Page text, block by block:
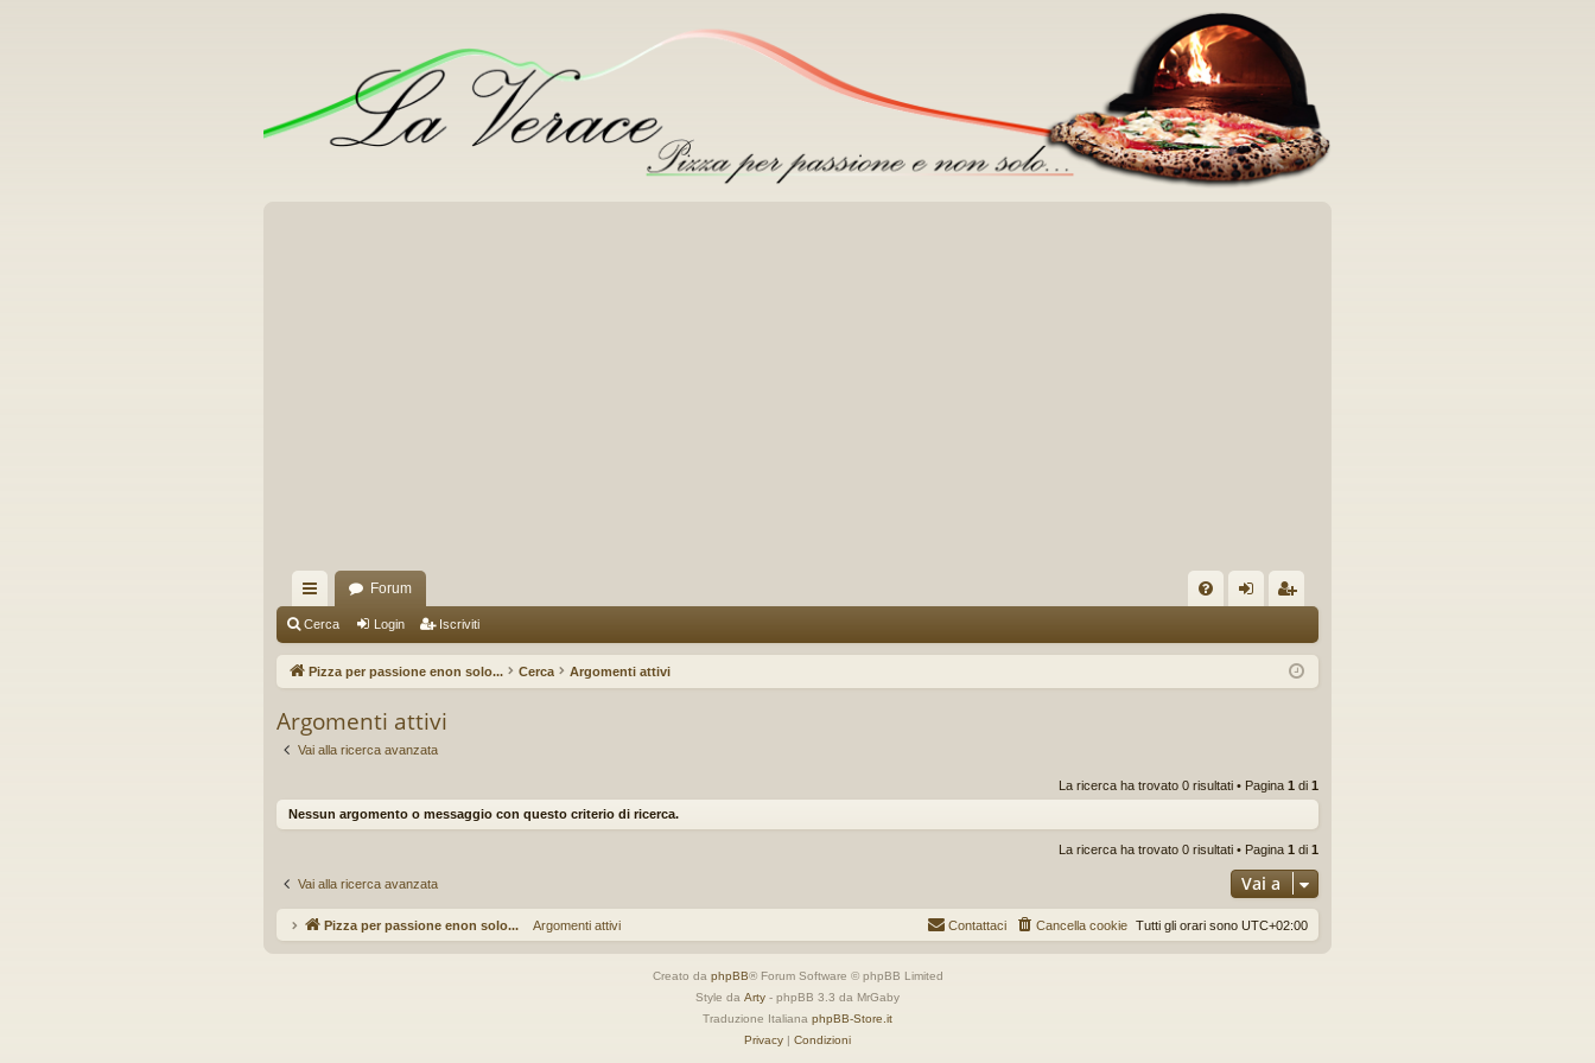
oll
eg
m
ti
idi
Forum
Q in riv
Cerca Login Iscriviti
Pizza per passione enon solo... Cerca Argomenti attivi
Argomenti attivi
Vai alla ricerca avanzata
La ricerca ha trovato 0 risultati • Pagina 1 di 1
Nessun argomento o messaggio con questo criterio di ricerca.
La ricerca ha trovato 0 risultati • Pagina 1 di 1
Vai alla ricerca avanzata Vai a
Argomenti attivi
Pizza per passione enon solo... Tutti gli orari sono UTC+02:00
Cancella cookie
Contattaci
Creato da phpBB® Forum Software © phpBB Limited
Style da Arty - phpBB 3.3 da MrGaby
Traduzione Italiana phpBB-Store.it
Privacy
Condizioni